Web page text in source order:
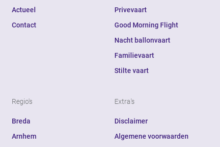
Actueel
Contact
Privevaart
Good Morning Flight
Nacht ballonvaart
Familievaart
Stilte vaart
Regio's
Breda
Arnhem
Extra's
Disclaimer
Algemene voorwaarden